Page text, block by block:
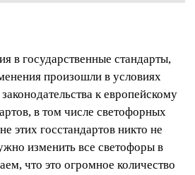
в государственные стандарты,
произошли в условиях
к европейскому
в том числе светофорных
этих госстандартов никто не
изменить все светофоры в
что это огромное количество